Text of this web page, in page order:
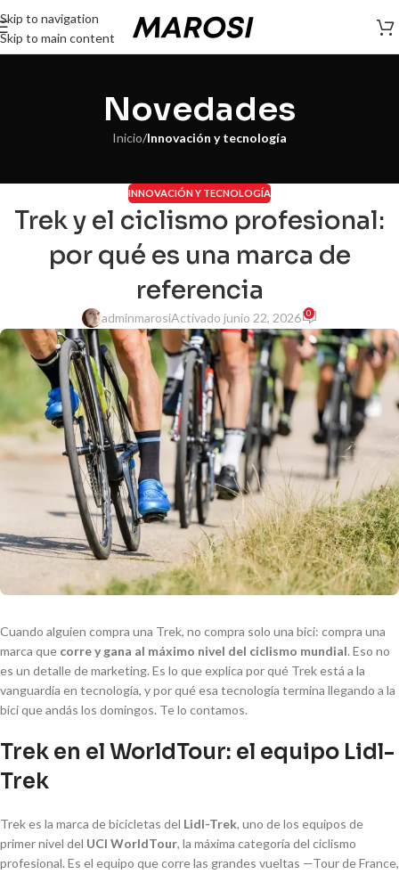
Skip to navigation
Skip to main content
Novedades
Inicio/Innovación y tecnología
INNOVACIÓN Y TECNOLOGÍA
Trek y el ciclismo profesional:
por qué es una marca de
referencia
adminmarosiActivado junio 22, 2026 0
Cuando alguien compra una Trek, no compra solo una bici: compra una
marca que corre y gana al máximo nivel del ciclismo mundial. Eso no
es un detalle de marketing. Es lo que explica por qué Trek está a la
vanguardia en tecnología, y por qué esa tecnología termina llegando a la
bici que andás los domingos. Te lo contamos.
Trek en el WorldTour: el equipo Lidl-
Trek
Trek es la marca de bicicletas del Lidl-Trek, uno de los equipos de
primer nivel del UCI WorldTour, la máxima categoría del ciclismo
profesional. Es el equipo que corre las grandes vueltas —Tour de France,